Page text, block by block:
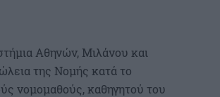
Αθηνών, Μιλάνου και
της Νομής κατά το
νομομαθούς, καθηγητού του